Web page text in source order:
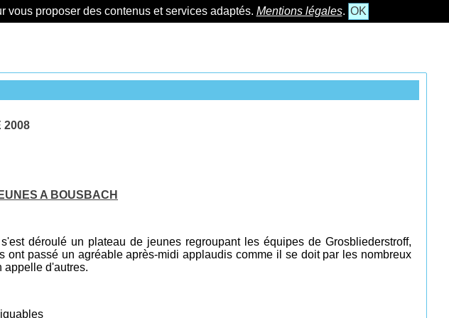
vous proposer des contenus et services adaptés. Mentions légales. OK
2008
A BOUSBACH
déroulé un plateau de jeunes regroupant les équipes de Grosbliederstroff,
passé un agréable après-midi applaudis comme il se doit par les nombreux
appelle d'autres.